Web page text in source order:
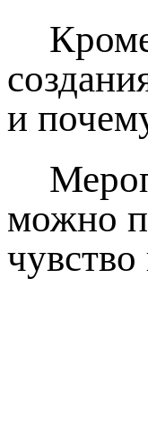
и
можно
чувство